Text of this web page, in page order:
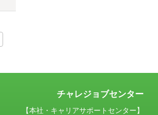
チャレジョブセンター
【本社・キャリアサポートセンター】